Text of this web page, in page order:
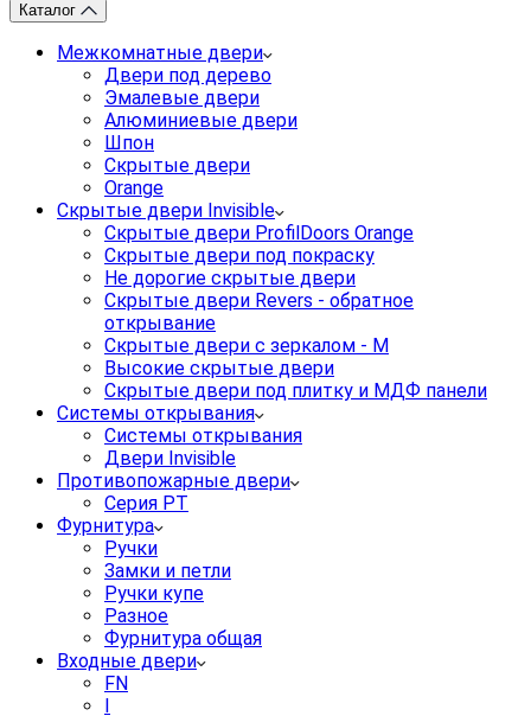
Каталог
Межкомнатные двери
Двери под дерево
Эмалевые двери
Алюминиевые двери
Шпон
Скрытые двери
Orange
Скрытые двери Invisible
Скрытые двери ProfilDoors Orange
Скрытые двери под покраску
Не дорогие скрытые двери
Скрытые двери Revers - обратное
открывание
Скрытые двери с зеркалом - M
Высокие скрытые двери
Скрытые двери под плитку и МДФ панели
Системы открывания
Системы открывания
Двери Invisible
Противопожарные двери
Серия PT
Фурнитура
Ручки
Замки и петли
Ручки купе
Разное
Фурнитура общая
Входные двери
FN